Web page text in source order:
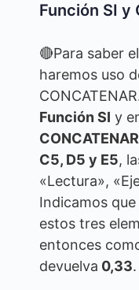
Función SI y
🔴Para saber
haremos uso
Función SI y
CONCATENAR
C5, D5 y E5,
«Lectura»,
Indicamos
estos tres
entonces
devuelva 0,33.